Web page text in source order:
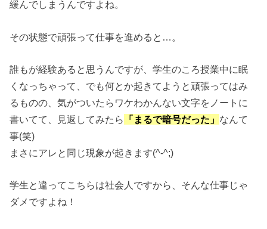
緩んでしまうんですよね。
その状態で頑張って仕事を進めると…。
誰もが経験あると思うんですが、学生のころ授業中に眠
くなっちゃって、でも何とか起きてようと頑張ってはみ
るものの、気がついたらワケわかんない文字をノートに
書いてて、見返してみたら
「まるで暗号だった」 なんて
事(笑)
まさにアレと同じ現象が起きます(^-^;)
学生と違ってこちらは社会人ですから、そんな仕事じゃ
ダメですよね！